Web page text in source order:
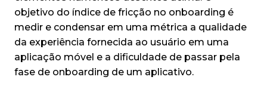
objetivo do índice de fricção no onboarding é
medir e condensar em uma métrica a qualidade
da experiência fornecida ao usuário em uma
aplicação móvel e a dificuldade de passar pela
fase de onboarding de um aplicativo.